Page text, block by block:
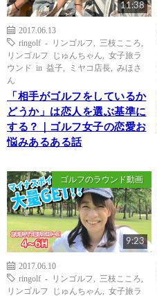
11:38
2017.06.13
ringolf - リンゴルフ
三枝こころ
リンゴルフ じゅんちゃん
女子旅ラ
ウンド in 益子
ミヤコ店長
みほさ
ん
「相手がゴルフをしているか
どうか」は恋人を選ぶ基準に
する？｜ゴルフ女子の恋愛お
悩みあるある話
ゴルフのラウンド動画
9:23
2017.06.10
ringolf - リンゴルフ
三枝こころ
リンゴルフ じゅんちゃん
女子旅ラ